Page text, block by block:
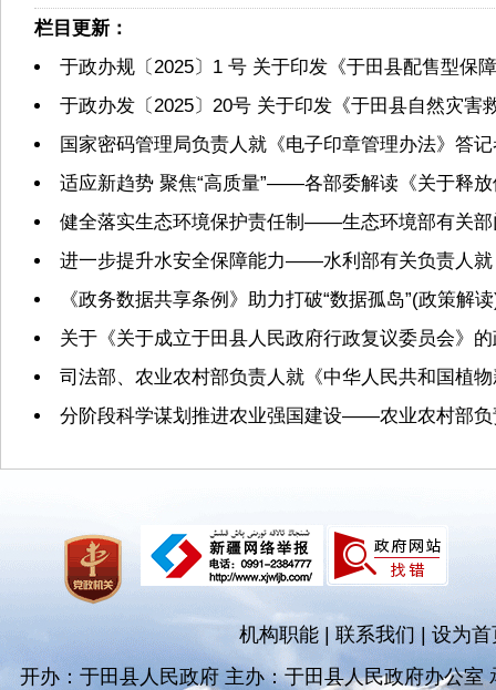
栏目更新：
于政办规〔2025〕1 号 关于印发《于田县配售型保
于政办发〔2025〕20号 关于印发《于田县自然灾害
国家密码管理局负责人就《电子印章管理办法》答
适应新趋势 聚焦“高质量”——各部委解读《关于释
健全落实生态环境保护责任制——生态环境部有关
进一步提升水安全保障能力——水利部有关负责人
《政务数据共享条例》助力打破“数据孤岛”(政策解
关于《关于成立于田县人民政府行政复议委员会》
司法部、农业农村部负责人就《中华人民共和国植
分阶段科学谋划推进农业强国建设——农业农村部
机构职能 联系我们|设为首
开办：于田县人民政府 主办：于田县人民政府办公室